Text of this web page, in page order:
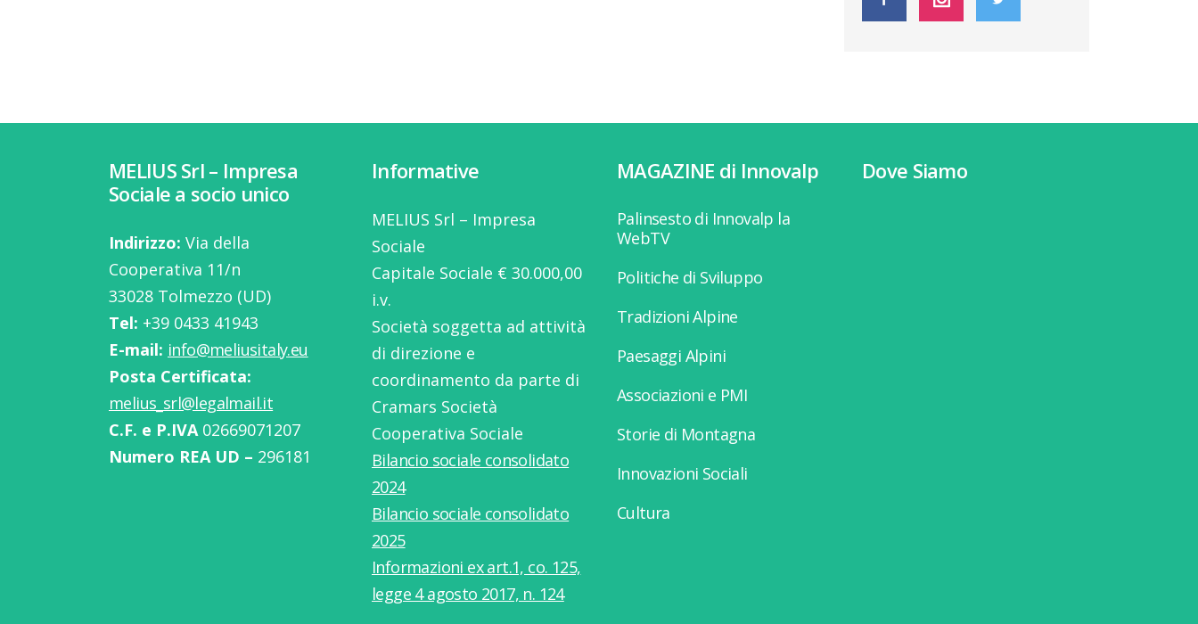
MELIUS Srl – Impresa
Sociale a socio unico
Indirizzo: Via della
Cooperativa 11/n
33028 Tolmezzo (UD)
Tel: ‭+39 0433 41943
E-mail: info@meliusitaly.eu
Posta Certificata:
melius_srl@legalmail.it
C.F. e P.IVA02669071207
Numero REA UD – 296181
Informative
MELIUS Srl – Impresa
Sociale
Capitale Sociale € 30.000,00
i.v.
Società soggetta ad attività
di direzione e
coordinamento da parte di
Cramars Società
Cooperativa Sociale
Bilancio sociale consolidato
2024
Bilancio sociale consolidato
2025
Informazioni ex art.1, co. 125,
legge 4 agosto 2017, n. 124
MAGAZINE di Innovalp
Palinsesto di Innovalp la
WebTV
Politiche di Sviluppo
Tradizioni Alpine
Paesaggi Alpini
Associazioni e PMI
Storie di Montagna
Innovazioni Sociali
Cultura
Dove Siamo